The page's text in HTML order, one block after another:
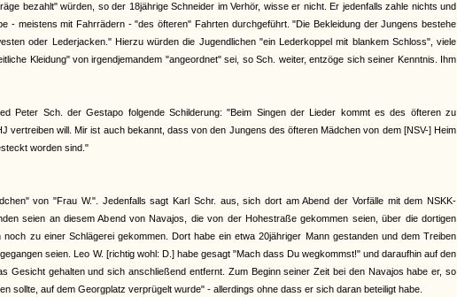
bezahlt" würden, so der 18jährige Schneider im Verhör, wisse er nicht. Er jedenfalls zahle nichts und
- meistens mit Fahrrädern - "des öfteren" Fahrten durchgeführt. "Die Bekleidung der Jungens bestehe
oder Lederjacken." Hierzu würden die Jugendlichen "ein Lederkoppel mit blankem Schloss", viele
Kleidung" von irgendjemandem "angeordnet" sei, so Sch. weiter, entzöge sich seiner Kenntnis. Ihm
Peter Sch. der Gestapo folgende Schilderung: "Beim Singen der Lieder kommt es des öfteren zu
vertreiben will. Mir ist auch bekannt, dass von den Jungens des öfteren Mädchen von dem [NSV-] Heim
worden sind."
von "Frau W.". Jedenfalls sagt Karl Schr. aus, sich dort am Abend der Vorfälle mit dem NSKK-
seien an diesem Abend von Navajos, die von der Hohestraße gekommen seien, über die dortigen
zu einer Schlägerei gekommen. Dort habe ein etwa 20jähriger Mann gestanden und dem Treiben
seien. Leo W. [richtig wohl: D.] habe gesagt "Mach dass Du wegkommst!" und daraufhin auf den
Gesicht gehalten und sich anschließend entfernt. Zum Beginn seiner Zeit bei den Navajos habe er, so
sollte, auf dem Georgplatz verprügelt wurde" - allerdings ohne dass er sich daran beteiligt habe.